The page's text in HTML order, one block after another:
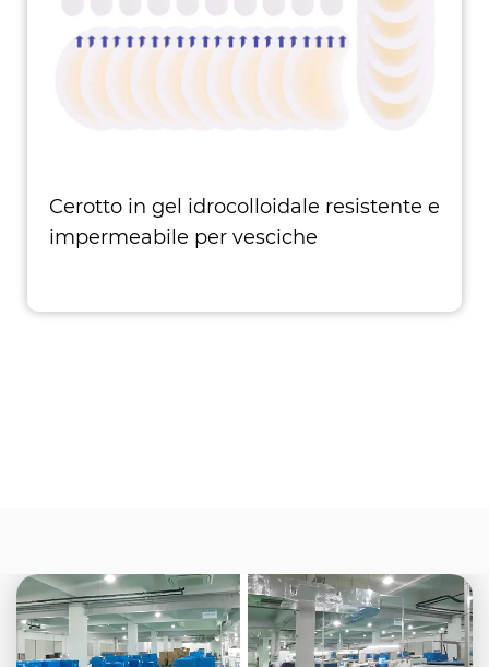
Cerotto in gel idrocolloidale resistente e
impermeabile per vesciche